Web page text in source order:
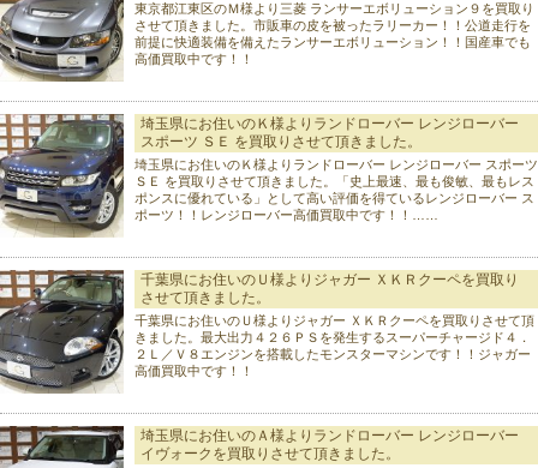
東京都江東区のＭ様より三菱 ランサーエボリューション９を買取り
させて頂きました。市販車の皮を被ったラリーカー！！公道走行を
前提に快適装備を備えたランサーエボリューション！！国産車でも
高価買取中です！！
埼玉県にお住いのＫ様よりランドローバー レンジローバー
スポーツ ＳＥ を買取りさせて頂きました。
埼玉県にお住いのＫ様よりランドローバー レンジローバー スポーツ
ＳＥ を買取りさせて頂きました。「史上最速、最も俊敏、最もレス
ポンスに優れている」として高い評価を得ているレンジローバー ス
ポーツ！！レンジローバー高価買取中です！！……
千葉県にお住いのＵ様よりジャガー ＸＫＲクーペを買取り
させて頂きました。
千葉県にお住いのＵ様よりジャガー ＸＫＲクーペを買取りさせて頂
きました。最大出力４２６ＰＳを発生するスーパーチャージド４．
２Ｌ／Ｖ８エンジンを搭載したモンスターマシンです！！ジャガー
高価買取中です！！
埼玉県にお住いのＡ様よりランドローバー レンジローバー
イヴォークを買取りさせて頂きました。